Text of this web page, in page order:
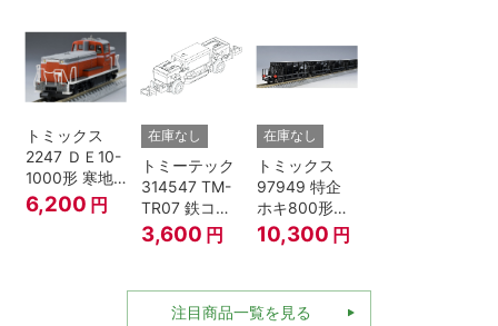
トミックス
2247 ＤＥ10-
1000形 寒地
型･高崎車両
センター Nゲ
6,200 円
在庫なし
トミーテック
314547 TM-
TR07 鉄コレ
動力ユニット
2軸車用
3,600 円
在庫なし
トミックス
97949 特企
ホキ800形貨
車 ＪＲ東日本
仕様タイプ 8
ージ
10,300 円
注目商品一覧を見る